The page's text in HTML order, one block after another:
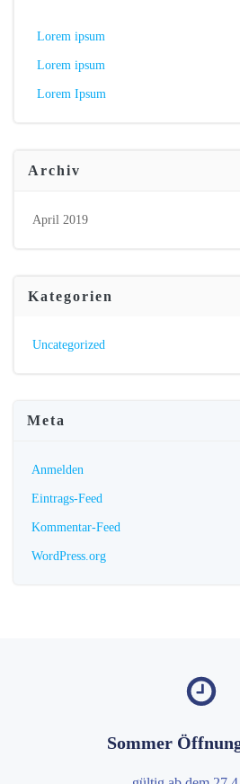
Lorem ipsum
Lorem ipsum
Lorem Ipsum
Archiv
April 2019
Kategorien
Uncategorized
Meta
Anmelden
Eintrags-Feed
Kommentar-Feed
WordPress.org
Sommer